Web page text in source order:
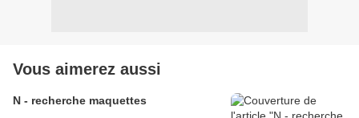
Vous aimerez aussi
N - recherche maquettes